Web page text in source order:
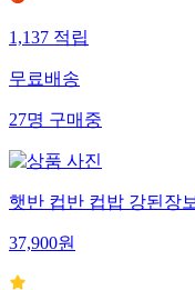
1,137적립
무료배송
27명구매중
햇반 컵반 컵밥 강된장
37,900원